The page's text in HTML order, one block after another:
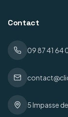
Contact
09 87 41 64
5 Impasse